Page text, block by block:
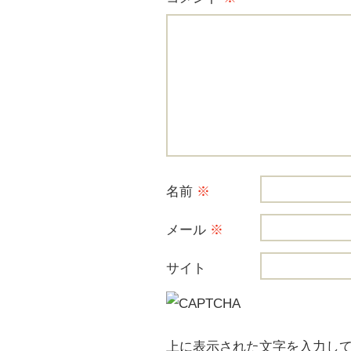
名前 ※
メール ※
サイト
上に表示された文字を入力し